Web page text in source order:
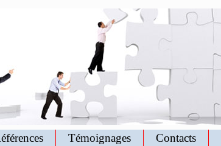
Témoignages Contacts